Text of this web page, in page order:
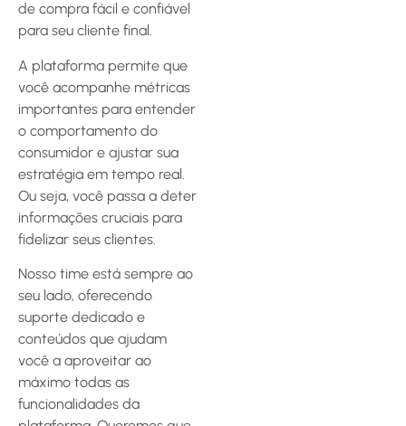
de compra fácil e confiável
para seu cliente final.
A plataforma permite que
você acompanhe métricas
importantes para entender
o comportamento do
consumidor e ajustar sua
estratégia em tempo real.
Ou seja, você passa a deter
informações cruciais para
fidelizar seus clientes.
Nosso time está sempre ao
seu lado, oferecendo
suporte dedicado e
conteúdos que ajudam
você a aproveitar ao
máximo todas as
funcionalidades da